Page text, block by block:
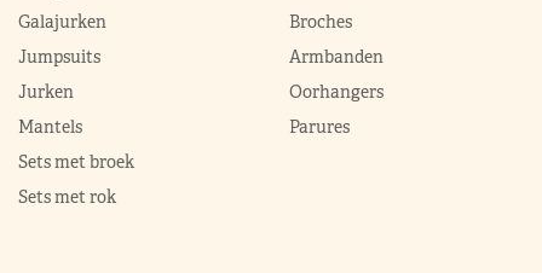
Galajurken
Jumpsuits
Jurken
Mantels
Sets met broek
Sets met rok
Broches
Armbanden
Oorhangers
Parures